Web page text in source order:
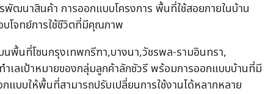
พัฒนาสินค้า การออกแบบโครงการ พื้นที่ใช้สอยภายในบ้าน
โจทย์การใช้ชีวิตที่มีคุณภาพ
พื้นที่โซนกรุงเทพกรีฑา,บางนา,วัชรพล-รามอินทรา,
เลเป้าหมายของกลุ่มลูกค้าลักชัวรี พร้อมการออกแบบบ้านที่มี
บบให้พื้นที่สามารถปรับเปลี่ยนการใช้งานได้หลากหลาย